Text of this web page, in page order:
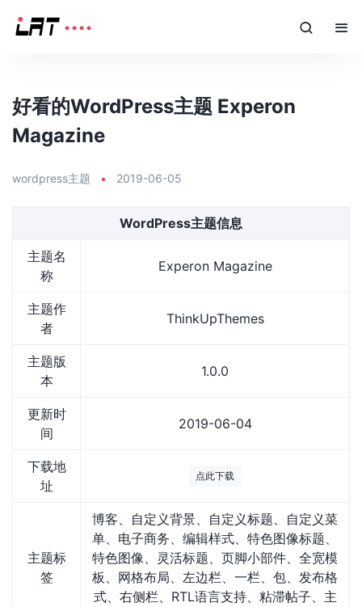
好看的WordPress主题 Experon
Magazine
wordpress主题 • 2019-06-05
WordPress主题信息
主题名
称
Experon Magazine
主题作
者
ThinkUpThemes
主题版
本
1.0.0
更新时
间
2019-06-04
下载地
址
点此下载
主题标
签
博客、自定义背景、自定义标题、自定义菜
单、电子商务、编辑样式、特色图像标题、
特色图像、灵活标题、页脚小部件、全宽模
板、网格布局、左边栏、一栏、包、发布格
式、右侧栏、RTL语言支持、粘滞帖子、主